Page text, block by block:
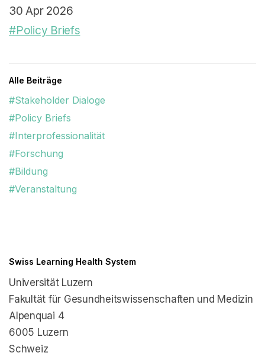
30 Apr 2026
#Policy Briefs
Alle Beiträge
#Stakeholder Dialoge
#Policy Briefs
#Interprofessionalität
#Forschung
#Bildung
#Veranstaltung
Swiss Learning Health System
Universität Luzern
Fakultät für Gesundheitswissenschaften und Medizin
Alpenquai 4
6005 Luzern
Schweiz